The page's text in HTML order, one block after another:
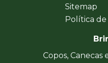
Sitemap
Política
Copos, Canecas